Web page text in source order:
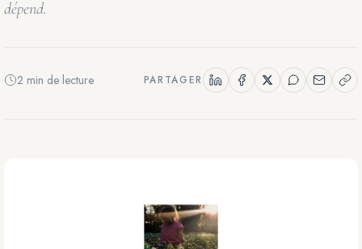
dépend.
2 min de lecture PARTAGER